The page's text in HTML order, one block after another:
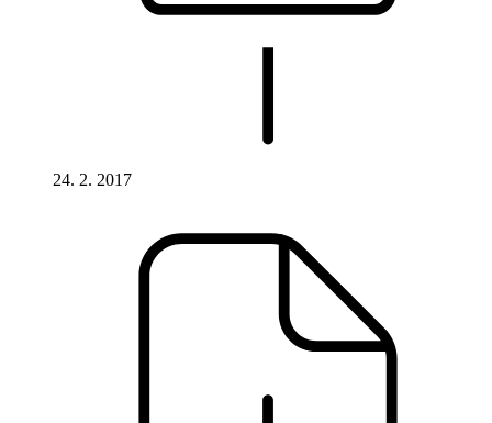
24. 2. 2017